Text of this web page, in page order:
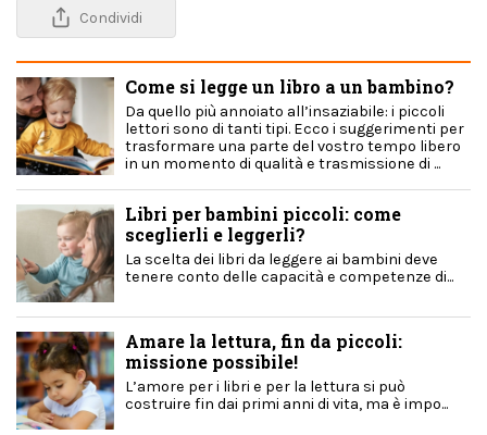
Condividi
Come si legge un libro a un bambino?
Da quello più annoiato all’insaziabile: i piccoli
lettori sono di tanti tipi. Ecco i suggerimenti per
trasformare una parte del vostro tempo libero
in un momento di qualità e trasmissione di ...
Libri per bambini piccoli: come
sceglierli e leggerli?
La scelta dei libri da leggere ai bambini deve
tenere conto delle capacità e competenze di...
Amare la lettura, fin da piccoli:
missione possibile!
L’amore per i libri e per la lettura si può
costruire fin dai primi anni di vita, ma è impo...